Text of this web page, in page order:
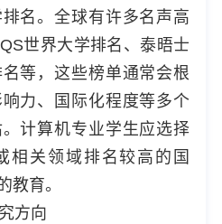
名。全球有许多名声高
世界大学排名、泰晤士
等，这些榜单通常会根
力、国际化程度等多个
计算机专业学生应选择
相关领域排名较高的国
教育。
方向